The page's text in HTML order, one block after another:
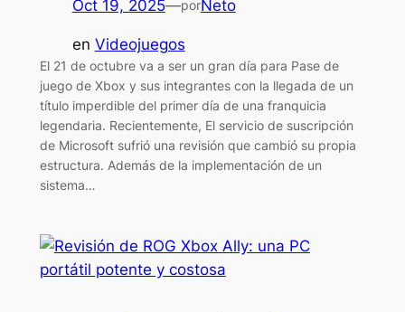
Oct 19, 2025—porNeto
en Videojuegos
El 21 de octubre va a ser un gran día para Pase de
juego de Xbox y sus integrantes con la llegada de un
título imperdible del primer día de una franquicia
legendaria. Recientemente, El servicio de suscripción
de Microsoft sufrió una revisión que cambió su propia
estructura. Además de la implementación de un
sistema…